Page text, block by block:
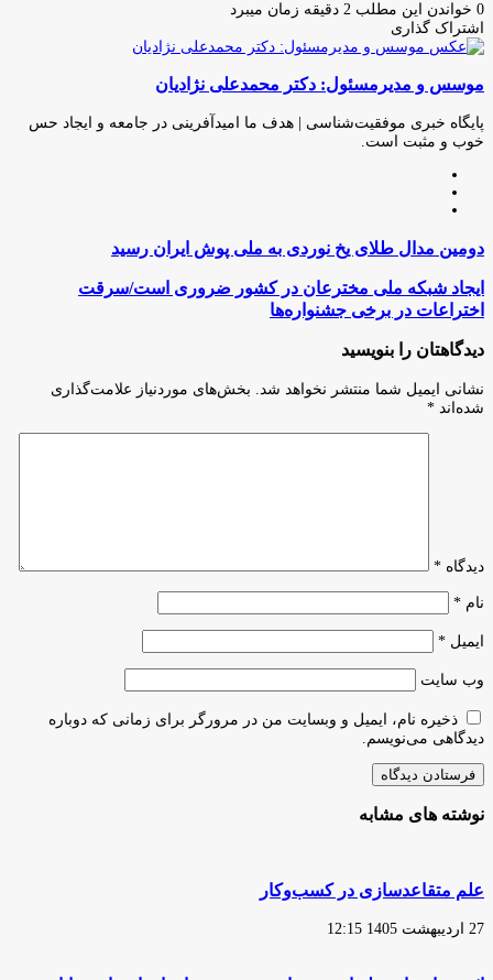
ایمیل 0 خواندن این مطلب 2 دقیقه زمان میبرد
اشتراک گذاری
فیس
توئیتر
لینکدین
واتس
تلگرام
اشتراک
از
ایمیل
چاپ
موسس و مدیرمسئول: دکتر محمدعلی نژادیان
پایگاه خبری موفقیت‌شناسی | هدف ما امیدآفرینی در جامعه و ایجاد حس
خوب و مثبت است.
دومین
مدال
طلای
یخ
نوردی
ملی
ایران
رسید
دومین مدال طلای یخ نوردی به ملی پوش ایران رسید
ایجاد
شبکه
ملی
مخترعان
در
کشور
ضروری
است/
ایجاد شبکه ملی مخترعان در کشور ضروری است/سرقت
اختراعات در برخی جشنواره‌ها
دیدگاهتان را بنویسید
نشانی ایمیل شما منتشر نخواهد شد.
بخش‌های موردنیاز علامت‌گذاری
شده‌اند *
دیدگاه *
نام *
ایمیل *
وب‌ سایت
ذخیره نام، ایمیل و وبسایت من در مرورگر برای زمانی که دوباره
دیدگاهی می‌نویسم.
نوشته های مشابه
علم متقاعدسازی در کسب‌وکار
27 اردیبهشت 1405 12:15